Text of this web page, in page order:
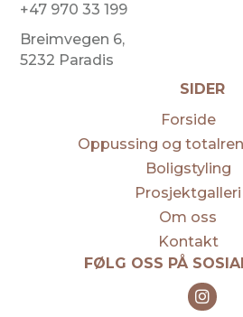
+47 970 33 199
Breimvegen 6,
5232 Paradis
SIDER
Forside
Oppussing og
Boligstyling
Prosjektgalleri
Om oss
Kontakt
FØLG OSS PÅ